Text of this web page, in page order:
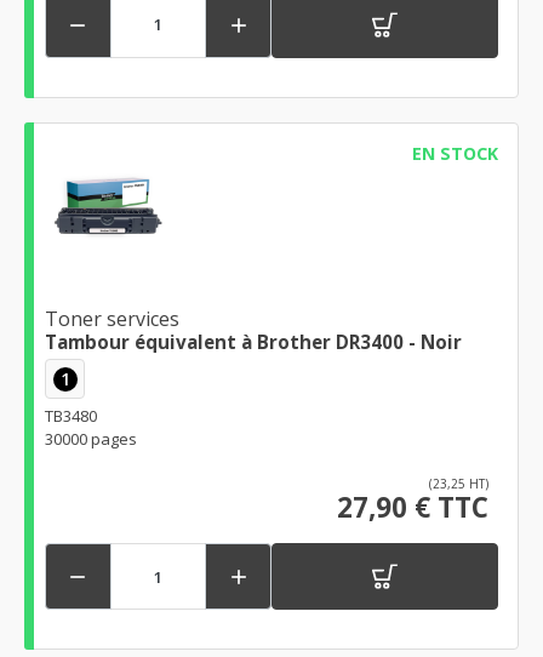
 
EN STOCK
Toner services
Tambour équivalent à Brother DR3400 - Noir
1
TB3480
30000 pages
(23,25 HT)
27,90 € TTC
 